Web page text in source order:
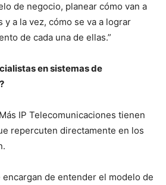
de negocio, planear cómo van a
a la vez, cómo se va a lograr
de cada una de ellas.”
en sistemas de
IP Telecomunicaciones tienen
repercuten directamente en los
de entender el modelo de